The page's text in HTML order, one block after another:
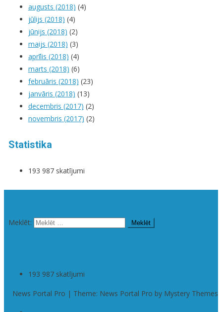
augusts (2018) (4)
jūlijs (2018) (4)
jūnijs (2018) (2)
maijs (2018) (3)
aprīlis (2018) (4)
marts (2018) (6)
februāris (2018) (23)
janvāris (2018) (13)
decembris (2017) (2)
novembris (2017) (2)
Statistika
193 987 skatījumi
Meklēt:
193 987 skatījumi
News Portal Pro | Theme: News Portal Pro by Mystery Themes